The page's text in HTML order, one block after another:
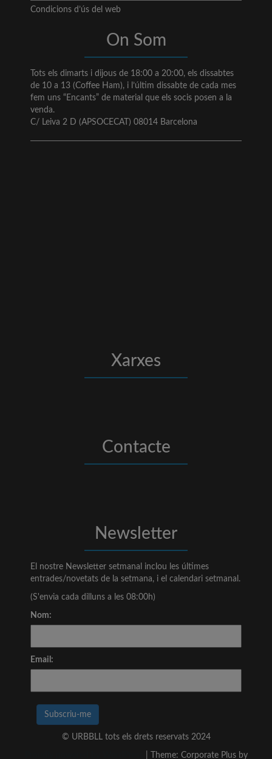
Condicions d’ús del web
On Som
Tots els dimarts i dijous de 18:00 a 20:00, els dissabtes
de 10 a 13 (Coffee Ham), i l’últim dissabte de cada mes
fem uns “Encants” de material que els socis posen a la
venda.
C/ Leiva 2 D (APSOCECAT) 08014 Barcelona
Xarxes
Contacte
Newsletter
El nostre Newsletter setmanal inclou les últimes
entrades/novetats de la setmana, i el calendari setmanal.
(S'envia cada dilluns a les 08:00h)
Nom:
Email:
© URBBLL tots els drets reservats 2024
Theme: Corporate Plus by